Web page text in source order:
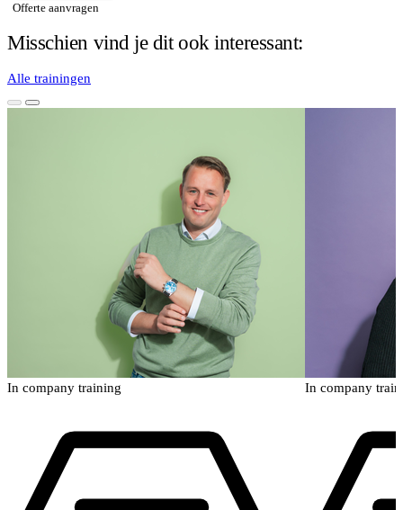
Offerte aanvragen
Misschien vind je dit ook interessant:
Alle trainingen
In company training In company